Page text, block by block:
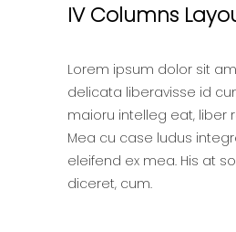
IV Columns
Lorem ipsum dolor sit
delicata liberavisse id
maioru intelleg eat, liber
Mea cu case ludus
eleifend ex mea. His at
diceret, cum.